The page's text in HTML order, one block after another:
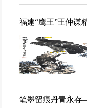
福建“鹰王”王仲谋
笔墨留痕丹青永